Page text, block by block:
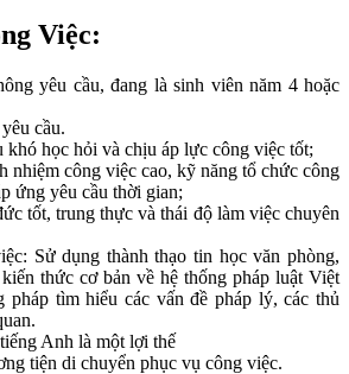
Việc:
yêu cầu, đang là sinh viên năm 4 hoặc
cầu.
khó học hỏi và chịu áp lực công việc tốt;
nhiệm công việc cao, kỹ năng tổ chức công
ứng yêu cầu thời gian;
tốt, trung thực và thái độ làm việc chuyên
Sử dụng thành thạo tin học văn phòng,
thức cơ bản về hệ thống pháp luật Việt
pháp tìm hiểu các vấn đề pháp lý, các thủ
Anh là một lợi thế
tiện di chuyển phục vụ công việc.